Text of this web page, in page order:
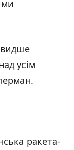
усім
ракета-